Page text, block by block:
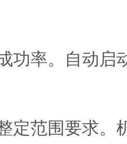
功率。自动启
定范围要求。